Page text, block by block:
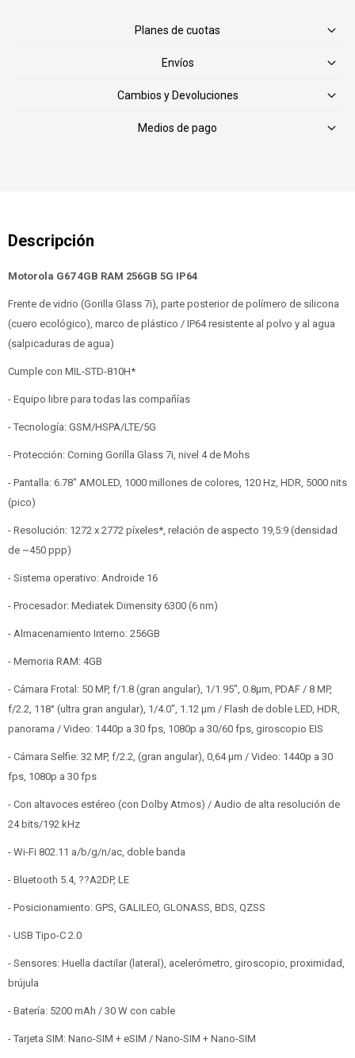
Planes de cuotas
Envíos
Cambios y Devoluciones
Medios de pago
Motorola G67 4GB RAM 256GB 5G IP64
Frente de vidrio (Gorilla Glass 7i), parte posterior de polímero de silicona
(cuero ecológico), marco de plástico / IP64 resistente al polvo y al agua
(salpicaduras de agua)
Cumple con MIL-STD-810H*
- Equipo libre para todas las compañías
- Tecnología: GSM/HSPA/LTE/5G
- Protección: Corning Gorilla Glass 7i, nivel 4 de Mohs
- Pantalla: 6.78" AMOLED, 1000 millones de colores, 120 Hz, HDR, 5000 nits
(pico)
- Resolución: 1272 x 2772 píxeles*, relación de aspecto 19,5:9 (densidad
de ~450 ppp)
- Sistema operativo: Androide 16
- Procesador: Mediatek Dimensity 6300 (6 nm)
- Almacenamiento Interno: 256GB
- Memoria RAM: 4GB
- Cámara Frotal: 50 MP, f/1.8 (gran angular), 1/1.95", 0.8µm, PDAF / 8 MP,
f/2.2, 118° (ultra gran angular), 1/4.0", 1.12 µm / Flash de doble LED, HDR,
panorama / Video: 1440p a 30 fps, 1080p a 30/60 fps, giroscopio EIS
- Cámara Selfie: 32 MP, f/2.2, (gran angular), 0,64 µm / Video: 1440p a 30
fps, 1080p a 30 fps
- Con altavoces estéreo (con Dolby Atmos) / Audio de alta resolución de
24 bits/192 kHz
- Wi-Fi 802.11 a/b/g/n/ac, doble banda
- Bluetooth 5.4, ??A2DP, LE
- Posicionamiento: GPS, GALILEO, GLONASS, BDS, QZSS
- USB Tipo-C 2.0
- Sensores: Huella dactilar (lateral), acelerómetro, giroscopio, proximidad,
brújula
- Batería: 5200 mAh / 30 W con cable
- Tarjeta SIM: Nano-SIM + eSIM / Nano-SIM + Nano-SIM